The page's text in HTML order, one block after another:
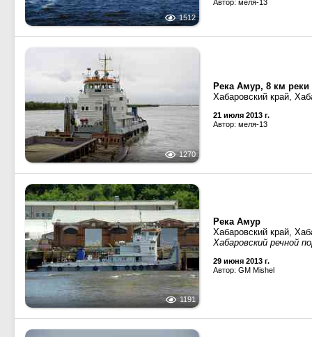
1512
Автор: меля-13
1270
Река Амур, 8 км
Хабаровский край,
21 июля 2013 г.
Автор: меля-13
1191
Река Амур
Хабаровский край,
Хабаровский речной
29 июня 2013 г.
Автор: GM Mishel